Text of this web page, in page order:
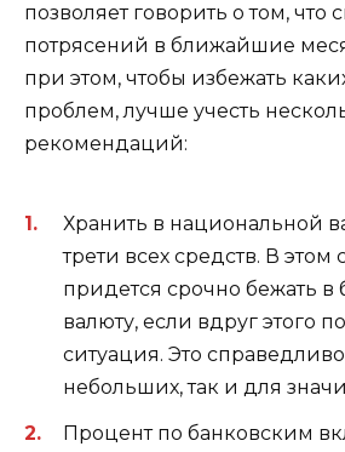
позволяет говорить о том, что
потрясений в ближайшие
при этом, чтобы избежать
проблем, лучше учесть
рекомендаций:
Хранить в национальной
трети всех средств. В этом
придется срочно бежать в
валюту, если вдруг этого
ситуация. Это
небольших, так и для
Процент по банковским